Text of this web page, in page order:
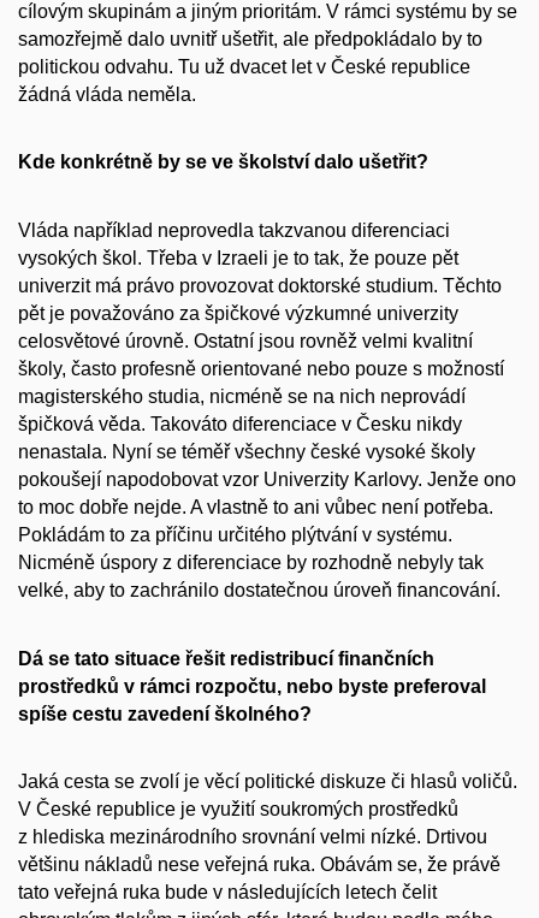
cílovým skupinám a jiným prioritám. V rámci systému by se
samozřejmě dalo uvnitř ušetřit, ale předpokládalo by to
politickou odvahu. Tu už dvacet let v České republice
žádná vláda neměla.
Kde konkrétně by se ve školství dalo ušetřit?
Vláda například neprovedla takzvanou diferenciaci
vysokých škol. Třeba v Izraeli je to tak, že pouze pět
univerzit má právo provozovat doktorské studium. Těchto
pět je považováno za špičkové výzkumné univerzity
celosvětové úrovně. Ostatní jsou rovněž velmi kvalitní
školy, často profesně orientované nebo pouze s možností
magisterského studia, nicméně se na nich neprovádí
špičková věda. Takováto diferenciace v Česku nikdy
nenastala. Nyní se téměř všechny české vysoké školy
pokoušejí napodobovat vzor Univerzity Karlovy. Jenže ono
to moc dobře nejde. A vlastně to ani vůbec není potřeba.
Pokládám to za příčinu určitého plýtvání v systému.
Nicméně úspory z diferenciace by rozhodně nebyly tak
velké, aby to zachránilo dostatečnou úroveň financování.
Dá se tato situace řešit redistribucí finančních
prostředků v rámci rozpočtu, nebo byste preferoval
spíše cestu zavedení školného?
Jaká cesta se zvolí je věcí politické diskuze či hlasů voličů.
V České republice je využití soukromých prostředků
z hlediska mezinárodního srovnání velmi nízké. Drtivou
většinu nákladů nese veřejná ruka. Obávám se, že právě
tato veřejná ruka bude v následujících letech čelit